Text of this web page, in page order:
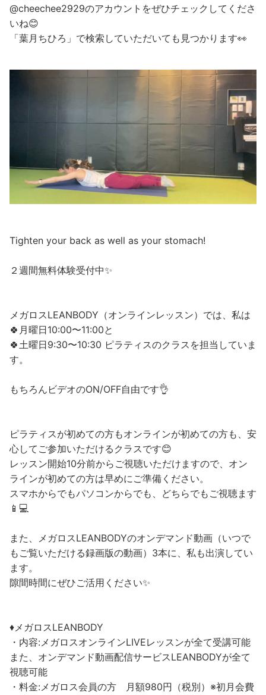
@cheechee2929のアカウントをぜひチェックしてくださ
いね😊
「葉月ちひろ」で検索していただいても見つかります👀
Tighten your back as well as your stomach!
２週間無料体験受付中✨
メガロスLEANBODY（オンラインレッスン）では、私は
🍀月曜日10:00〜11:00と
🍀土曜日9:30〜10:30 ピラティスのクラスを担当していま
す。
もちろんビデオのON/OFF自由です👌
ピラティスが初めての方もオンラインが初めての方も、安
心してご参加いただけるクラスです😊
レッスン開始10分前からご視聴いただけますので、オン
ラインが初めての方は早めにご準備ください。
スマホからでもパソコンからでも、どちらでもご視聴ます
📱💻
また、メガロスLEANBODYのオンデマンド動画（いつで
もご覧いただける録画版の動画）3本に、私も出演してい
ます。
隙間時間にぜひご活用ください✨
♦︎メガロスLEANBODY
・内容:メガロスオンラインLIVEレッスンが全て受講可能
また、オンデマンド動画配信サービスLEANBODYが全て
視聴可能
・料金:メガロス会員の方 月額980円（税別）※初月会費